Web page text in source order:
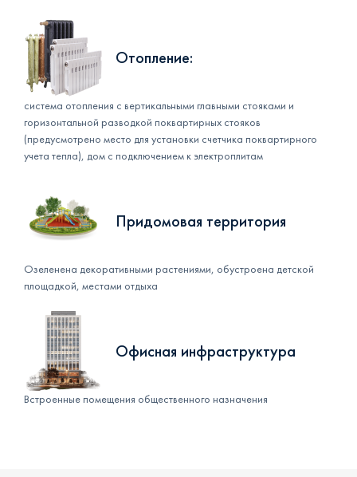
Отопление:
система отопления с вертикальными главными стояками и
горизонтальной разводкой поквартирных стояков
(предусмотрено место для установки счетчика поквартирного
учета тепла), дом с подключением к электроплитам
Придомовая территория
Озеленена декоративными растениями, обустроена детской
площадкой, местами отдыха
Офисная инфраструктура
Встроенные помещения общественного назначения